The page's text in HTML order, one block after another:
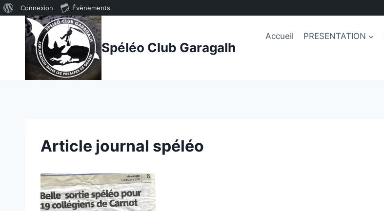
propos
WordPress
Connexion Évènements
contenu
Spéléo Club Garagalh
Accueil PRESENTATION
Article journal spéléo